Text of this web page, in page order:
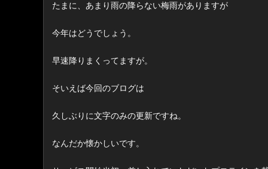
たまに、あまり雨の降らない梅雨がありますが
今年はどうでしょう。
早速降りまくってますが。
そいえば今回のブログは
久しぶりに文字のみの更新ですね。
なんだか懐かしいです。